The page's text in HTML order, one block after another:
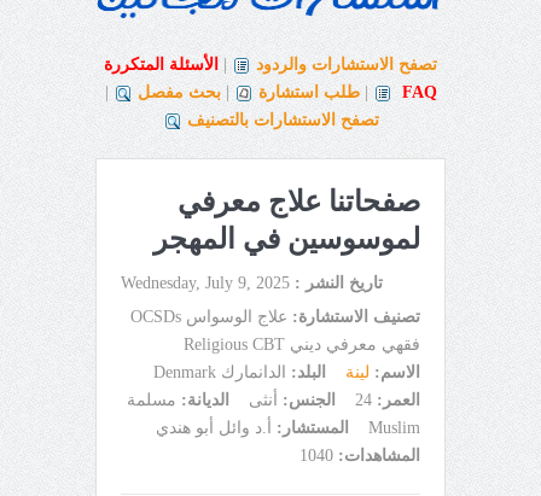
تصفح الاستشارات والردود
الأسئلة المتكررة
FAQ
طلب استشارة بحث مفصل
تصفح الاستشارات بالتصنيف
صفحاتنا علاج معرفي
لموسوسين في المهجر
تاريخ النشر : Wednesday, July 9, 2025
تصنيف الاستشارة:
علاج الوسواس OCSDs
فقهي معرفي ديني Religious CBT
الاسم: لينة البلد:
الدانمارك Denmark
العمر: 24 الجنس: أنثى الديانة: مسلمة
Muslim
المستشار:
أ.د وائل أبو هندي
المشاهدات: 1040